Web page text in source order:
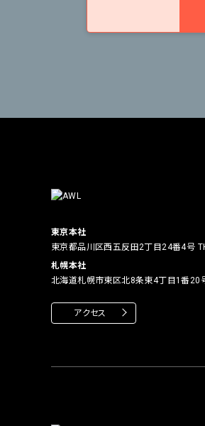
東京本社
東京都品川区西五反田2丁目24番4号
札幌本社
北海道札幌市東区北8条東4丁目1番20
アクセス